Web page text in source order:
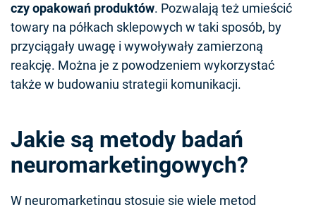
czy opakowań produktów. Pozwalają też umieścić
towary na półkach sklepowych w taki sposób, by
przyciągały uwagę i wywoływały zamierzoną
reakcję. Można je z powodzeniem wykorzystać
także w budowaniu strategii komunikacji.
Jakie są metody badań
neuromarketingowych?
W neuromarketingu stosuje się wiele metod